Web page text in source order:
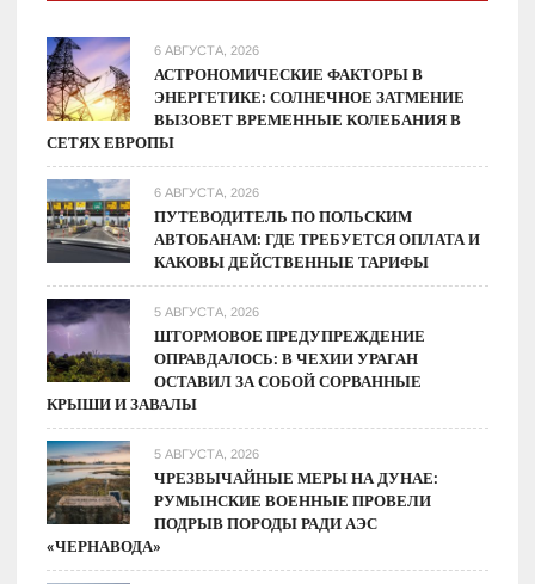
на
паузу
в
ЕС
6 АВГУСТА, 2026
АСТРОНОМИЧЕСКИЕ ФАКТОРЫ В
ЭНЕРГЕТИКЕ: СОЛНЕЧНОЕ ЗАТМЕНИЕ
ВЫЗОВЕТ ВРЕМЕННЫЕ КОЛЕБАНИЯ В
СЕТЯХ ЕВРОПЫ
6 АВГУСТА, 2026
ПУТЕВОДИТЕЛЬ ПО ПОЛЬСКИМ
АВТОБАНАМ: ГДЕ ТРЕБУЕТСЯ ОПЛАТА И
КАКОВЫ ДЕЙСТВЕННЫЕ ТАРИФЫ
5 АВГУСТА, 2026
ШТОРМОВОЕ ПРЕДУПРЕЖДЕНИЕ
ОПРАВДАЛОСЬ: В ЧЕХИИ УРАГАН
ОСТАВИЛ ЗА СОБОЙ СОРВАННЫЕ
КРЫШИ И ЗАВАЛЫ
5 АВГУСТА, 2026
ЧРЕЗВЫЧАЙНЫЕ МЕРЫ НА ДУНАЕ:
РУМЫНСКИЕ ВОЕННЫЕ ПРОВЕЛИ
ПОДРЫВ ПОРОДЫ РАДИ АЭС
«ЧЕРНАВОДА»